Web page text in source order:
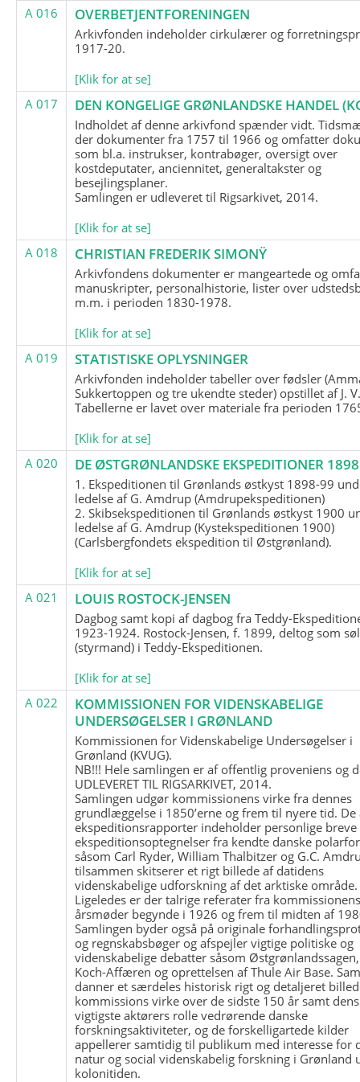
A 016 OVERBETJENTFORENINGEN
Arkivfonden indeholder cirkulærer og
1917-20.
[Klik for at se]
A 017
DEN KONGELIGE GRØNLANDSKE HANDEL
Indholdet af denne arkivfond spænder vidt.
der dokumenter fra 1757 til 1966 og omfatter
som bl.a. instrukser, kontrabøger, oversigt over
kostdeputater, anciennitet, generaltakster og
besejlingsplaner.
Samlingen er udleveret til Rigsarkivet, 2014.
[Klik for at se]
A 018
CHRISTIAN FREDERIK SIMONŸ
Arkivfondens dokumenter er mangeartede og
manuskripter, personalhistorie, lister over
m.m. i perioden 1830-1978.
[Klik for at se]
A 019
STATISTISKE OPLYSNINGER
Arkivfonden indeholder tabeller over fødsler
Sukkertoppen og tre ukendte steder) opstillet af J.
Tabellerne er lavet over materiale fra perioden
[Klik for at se]
A 020
DE ØSTGRØNLANDSKE EKSPEDITIONER
1. Ekspeditionen til Grønlands østkyst 1898-99
ledelse af G. Amdrup (Amdrupekspeditionen)
2. Skibsekspeditionen til Grønlands østkyst 1900
ledelse af G. Amdrup (Kystekspeditionen 1900)
(Carlsbergfondets ekspedition til Østgrønland).
[Klik for at se]
A 021
LOUIS ROSTOCK-JENSEN
Dagbog samt kopi af dagbog fra Teddy-
1923-1924. Rostock-Jensen, f. 1899, deltog som
(styrmand) i Teddy-Ekspeditionen.
[Klik for at se]
A 022
KOMMISSIONEN FOR VIDENSKABELIGE
UNDERSØGELSER I GRØNLAND
Kommissionen for Videnskabelige Undersøgelser i
Grønland (KVUG).
NB!!! Hele samlingen er af offentlig proveniens og
UDLEVERET TIL RIGSARKIVET, 2014.
Samlingen udgør kommissionens virke fra dennes
grundlæggelse i 1850’erne og frem til nyere tid.
ekspeditionsrapporter indeholder personlige breve
ekspeditionsoptegnelser fra kendte danske
såsom Carl Ryder, William Thalbitzer og G.C.
tilsammen skitserer et rigt billede af datidens
videnskabelige udforskning af det arktiske område.
Ligeledes er der talrige referater fra
årsmøder begynde i 1926 og frem til midten af
Samlingen byder også på originale
og regnskabsbøger og afspejler vigtige politiske og
videnskabelige debatter såsom
Koch-Affæren og oprettelsen af Thule Air Base.
danner et særdeles historisk rigt og detaljeret
kommissions virke over de sidste 150 år samt dens
vigtigste aktørers rolle vedrørende danske
forskningsaktiviteter, og de forskelligartede kilder
appellerer samtidig til publikum med interesse for
natur og social videnskabelig forskning i Grønland
kolonitiden.